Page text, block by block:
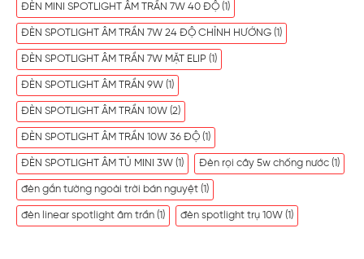
ĐÈN MINI SPOTLIGHT ÂM TRẦN 7W 40 ĐỘ (1)
ĐÈN SPOTLIGHT ÂM TRẦN 7W 24 ĐỘ CHỈNH HƯỚNG (1)
ĐÈN SPOTLIGHT ÂM TRẦN 7W MẶT ELIP (1)
ĐÈN SPOTLIGHT ÂM TRẦN 9W (1)
ĐÈN SPOTLIGHT ÂM TRẦN 10W (2)
ĐÈN SPOTLIGHT ÂM TRẦN 10W 36 ĐỘ (1)
ĐÈN SPOTLIGHT ÂM TỦ MINI 3W (1) Đèn rọi cây 5w chống nước (1)
đèn gắn tường ngoài trời bán nguyệt (1)
đèn linear spotlight âm trần (1) đèn spotlight trụ 10W (1)